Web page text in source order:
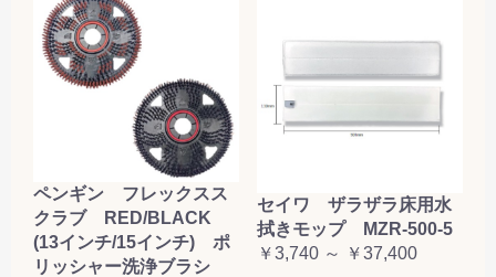
ペンギン フレックスス
クラブ RED/BLACK
(13インチ/15インチ) ポ
リッシャー洗浄ブラシ
セイワ ザラザラ床用水
拭きモップ MZR-500-5
￥3,740 ～ ￥37,400